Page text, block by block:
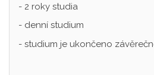
- 2 roky studia
- denní studium
- studium je ukončeno